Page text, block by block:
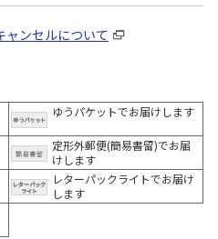
ャンセルについて
ゆうパケットでお届けします
定形外郵便(簡易書留)でお届
けします
レターパックライトでお届け
します